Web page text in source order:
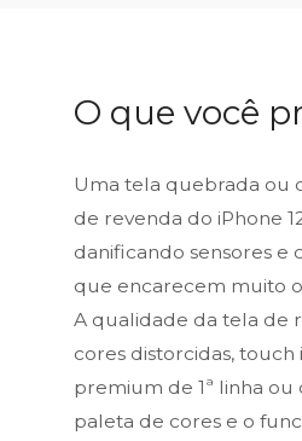
O que você
Uma tela quebrada ou
de revenda do iPhone
danificando sensores e
que encarecem muito
A qualidade da tela de
cores distorcidas,
premium de 1ª linha
paleta de cores e o